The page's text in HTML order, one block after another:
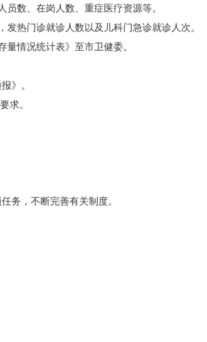
员数、在岗人数、重症医疗资源等。
发热门诊就诊人数以及儿科门急诊就诊人次。
量情况统计表》至市卫健委。
》。
求。
务，不断完善有关制度。